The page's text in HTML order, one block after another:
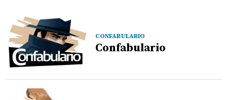
CONFABULARIO
Confabulario